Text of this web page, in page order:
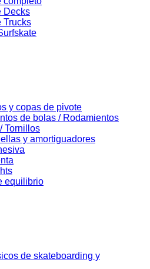
Decks
Trucks
y copas de pivote
de bolas / Rodamientos
Tornillos
y amortiguadores
equilibrio
de skateboarding y